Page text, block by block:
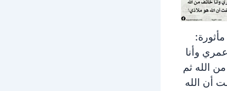
وأنا
الله ثم
أن الله